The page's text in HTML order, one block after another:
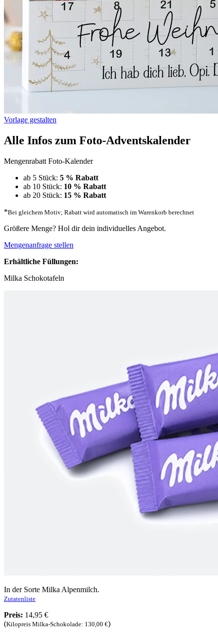
Vorlage gestalten
Alle Infos zum Foto-Adventskalender
Mengenrabatt Foto-Kalender
ab 5 Stück: 5 % Rabatt
ab 10 Stück: 10 % Rabatt
ab 20 Stück: 15 % Rabatt
*Bei gleichem Motiv; Rabatt wird automatisch im Warenkorb berechnet
Größere Menge? Hol dir dein individuelles Angebot.
Mengenanfrage stellen
Erhältliche Füllungen:
Milka Schokotafeln
In der Sorte Milka Alpenmilch.
Zutatenliste
Preis: 14,95 €
(Kilopreis Milka-Schokolade: 130,00 €)